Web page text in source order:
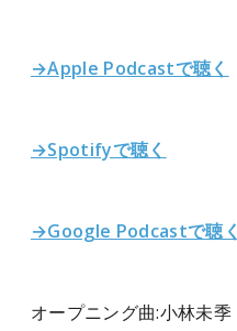
→Apple Podcastで聴く
→Spotifyで聴く
→Google Podcastで聴く
オープニング曲:小林未季